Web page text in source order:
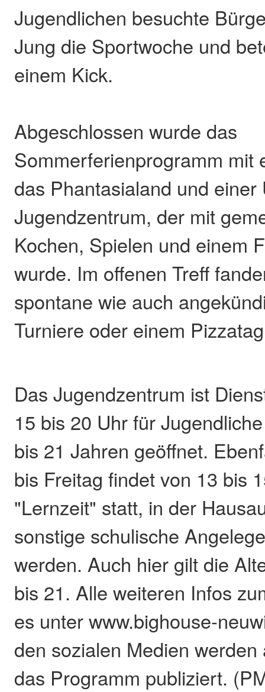
Jugendlichen besuchte
Jung die Sportwoche und
einem Kick.
Abgeschlossen wurde das
Sommerferienprogramm mit
das Phantasialand und
Jugendzentrum, der mit
Kochen, Spielen und einem
wurde. Im offenen Treff
spontane wie auch
Turniere oder einem
Das Jugendzentrum ist
15 bis 20 Uhr für
bis 21 Jahren geöffnet.
bis Freitag findet von 13 bis
"Lernzeit" statt, in der
sonstige schulische
werden. Auch hier gilt die
bis 21. Alle weiteren Infos
es unter www.bighouse-
den sozialen Medien
das Programm publiziert.